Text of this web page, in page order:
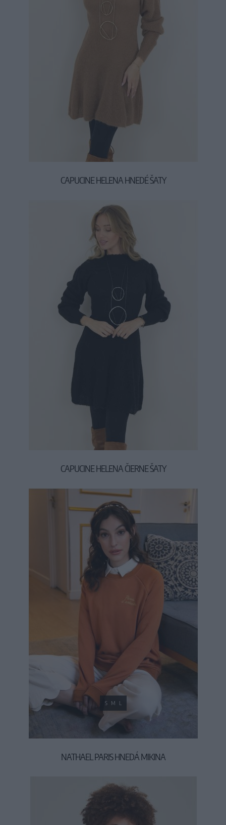
CAPUCINE HELENA HNEDÉ ŠATY
47,90 €
CAPUCINE HELENA ČIERNE ŠATY
47,90 €
S M L
NATHAEL PARIS HNEDÁ MIKINA
29,90 €